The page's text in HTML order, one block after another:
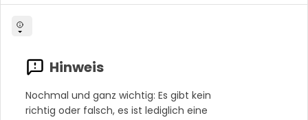
Nochmal und ganz wichtig: Es gibt kein
richtig oder falsch, es ist lediglich eine